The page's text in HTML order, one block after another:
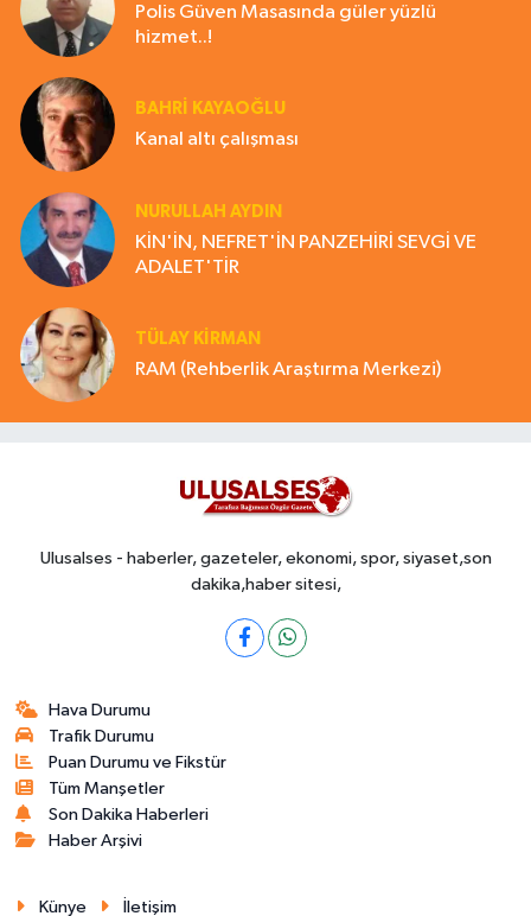
Polis Güven Masasında güler yüzlü
hizmet..!
BAHRI KAYAOĞLU
Kanal altı çalışması
NURULLAH AYDIN
KİN'İN, NEFRET'İN PANZEHİRİ SEVGİ VE
ADALET'TİR
TÜLAY KİRMAN
RAM (Rehberlik Araştırma Merkezi)
Ulusalses - haberler, gazeteler, ekonomi, spor, siyaset,son
dakika,haber sitesi,
Hava Durumu
Trafik Durumu
Puan Durumu ve Fikstür
Tüm Manşetler
Son Dakika Haberleri
Haber Arşivi
Künye İletişim